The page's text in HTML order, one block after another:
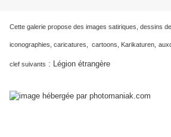
Cette galerie propose des images satiriques, dessins
iconographies, caricatures, cartoons, Karikaturen,
clef suivants : Légion étrangère